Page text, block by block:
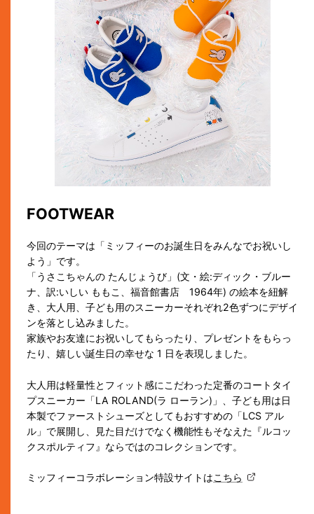
FOOTWEAR
今回のテーマは「ミッフィーのお誕生日をみんなでお祝いし
よう」です。
「うさこちゃんの たんじょうび」(文・絵:ディック・ブルー
ナ、訳:いしい ももこ、福音館書店 1964年) の絵本を紐解
き、大人用、子ども用のスニーカーそれぞれ2色ずつにデザイ
ンを落とし込みました。
家族やお友達にお祝いしてもらったり、プレゼントをもらっ
たり、嬉しい誕生日の幸せな 1 日を表現しました。
大人用は軽量性とフィット感にこだわった定番のコートタイ
プスニーカー「LA ROLAND(ラ ローラン)」、子ども用は日
本製でファーストシューズとしてもおすすめの「LCS アル
ル」で展開し、見た目だけでなく機能性もそなえた『ルコッ
クスポルティフ』ならではのコレクションです。
ミッフィーコラボレーション特設サイトはこちら